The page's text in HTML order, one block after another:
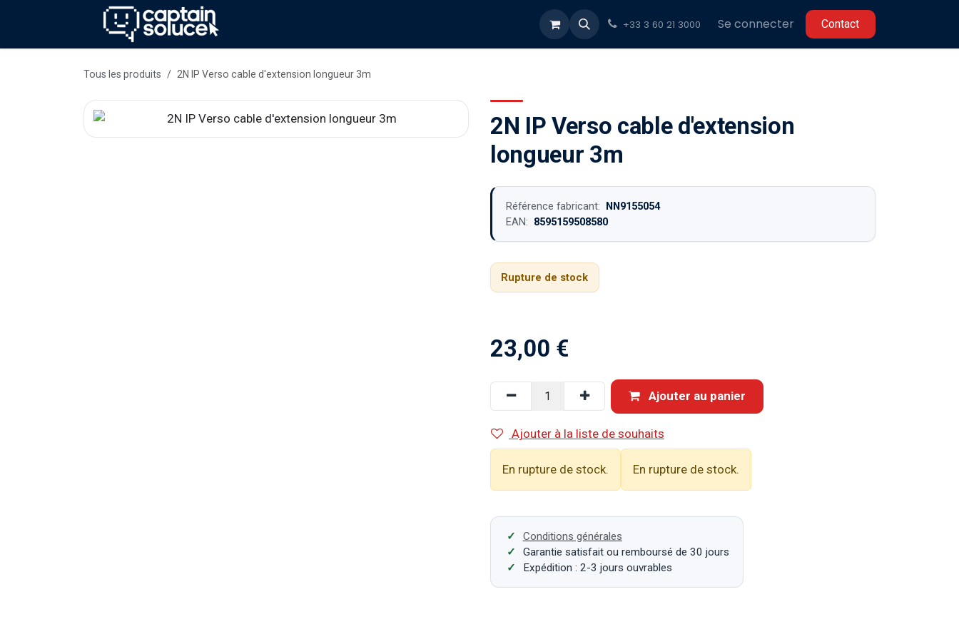
Se rendre au contenu
+33 3 60 21 3000 Se connecter C​​ontact
Tous les produits 2N IP Verso cable d'extension longueur 3m
2N IP Verso cable d'extension
longueur 3m
Référence fabricant:
NN9155054
EAN: 8595159508580
Rupture de stock
23,00 €
Ajouter au panier
Ajouter à la liste de souhaits
En rupture de stock. En rupture de stock.
Conditions générales
Garantie satisfait ou remboursé de 30 jours
Expédition : 2-3 jours ouvrables